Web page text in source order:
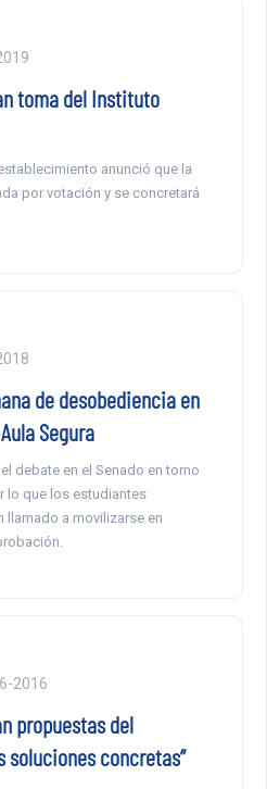
toma del Instituto
anunció que la
por votación y se concretará
de desobediencia en
Segura
debate en el Senado en torno
lo que los estudiantes
llamado a movilizarse en
2016
propuestas del
soluciones concretas”